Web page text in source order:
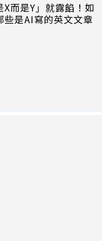
X而是Y」就露餡！如
些是AI寫的英文文章